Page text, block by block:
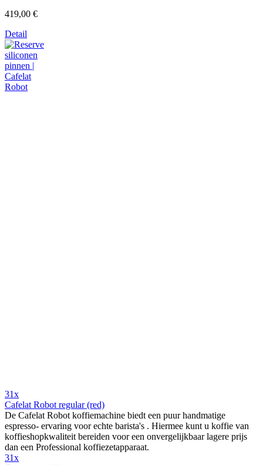
419,00 €
Detail
31x
Cafelat Robot regular (red)
De Cafelat Robot koffiemachine biedt een puur handmatige
espresso- ervaring voor echte barista's . Hiermee kunt u koffie van
koffieshopkwaliteit bereiden voor een onvergelijkbaar lagere prijs
dan een Professional koffiezetapparaat.
31x